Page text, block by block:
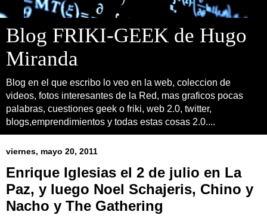
Blog FRIKI-GEEK de Hugo
Miranda
Blog en el que escribo lo veo en la web, coleccion de
videos, fotos interesantes de la Red, mas graficos pocas
palabras, cuestiones geek o friki, web 2.0, twitter,
blogs,emprendimientos y todas estas cosas 2.0....
viernes, mayo 20, 2011
Enrique Iglesias el 2 de julio en La
Paz, y luego Noel Schajeris, Chino y
Nacho y The Gathering